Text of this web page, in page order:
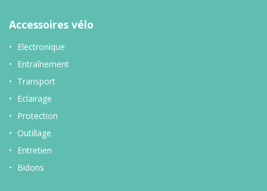
Accessoires vélo
Electronique
Entraînement
Transport
Eclairage
Protection
Outillage
Entretien
Bidons